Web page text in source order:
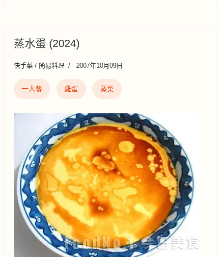
蒸水蛋 (2024)
快手菜 / 簡易料理 2007年10月09日
一人餐 雞蛋 蒸菜